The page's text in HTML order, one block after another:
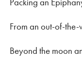
From an out-of-
Beyond the moon